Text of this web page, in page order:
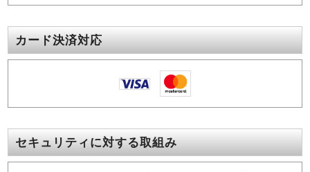
カード決済対応
セキュリティに対する取組み